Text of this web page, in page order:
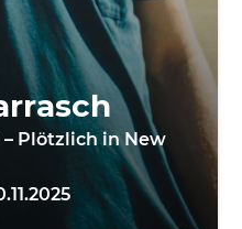
– Plötzlich in New